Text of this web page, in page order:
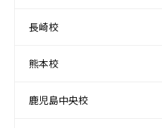
長崎校
熊本校
鹿児島中央校